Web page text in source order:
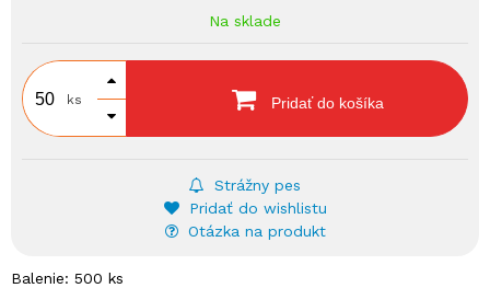
Na sklade
ks Pridať do košíka
Strážny pes
Pridať do wishlistu
Otázka na produkt
Balenie: 500 ks